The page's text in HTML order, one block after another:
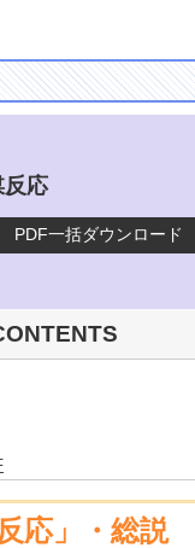
反応
PDF一括ダウンロード
応」・総説